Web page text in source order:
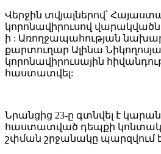
Վերջին տվյալներով՝
կորոնավիրուսով
ի : Առողջապահության
քարտուղար Ալինա
կորոնավիրուսային
հաստատվել:
Նրանցից 23-ը գտնվել է
հաստատված դեպքի
շփման շրջանակը պարզվում